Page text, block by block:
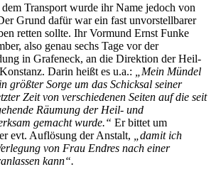
Transport wurde ihr Name jedoch von
Grund dafür war ein fast unvorstellbarer
retten sollte. Ihr Vormund Ernst Funke
also genau sechs Tage vor der
in Grafeneck, an die Direktion der Heil-
Darin heißt es u.a.:
„Mein Mündel
größter Sorge um das Schicksal seiner
Zeit von verschiedenen Seiten auf die seit
Räumung der Heil- und
gemacht wurde.“ Er bittet um
evt. Auflösung der Anstalt, „damit ich
von Frau Endres nach einer
kann“.